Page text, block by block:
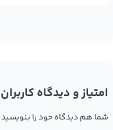
امتیاز و دیدگاه کاربران
شما هم دیدگاه خود را بنویسید